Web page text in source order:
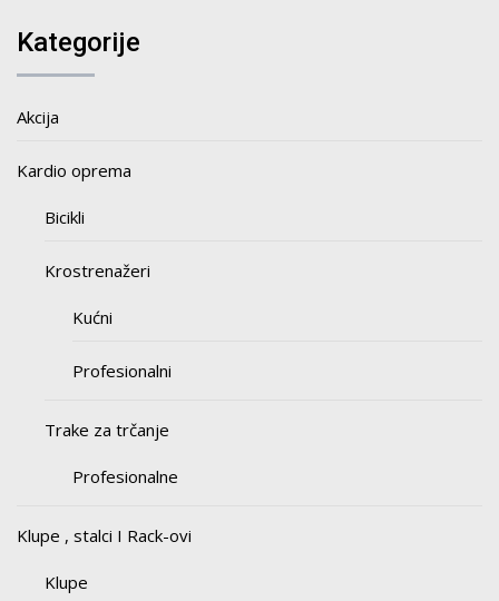
Kategorije
Akcija
Kardio oprema
Bicikli
Krostrenažeri
Kućni
Profesionalni
Trake za trčanje
Profesionalne
Klupe , stalci I Rack-ovi
Klupe